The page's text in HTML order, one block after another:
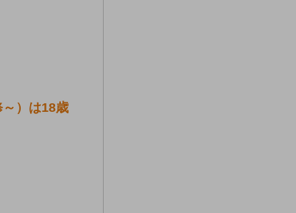
）は18歳